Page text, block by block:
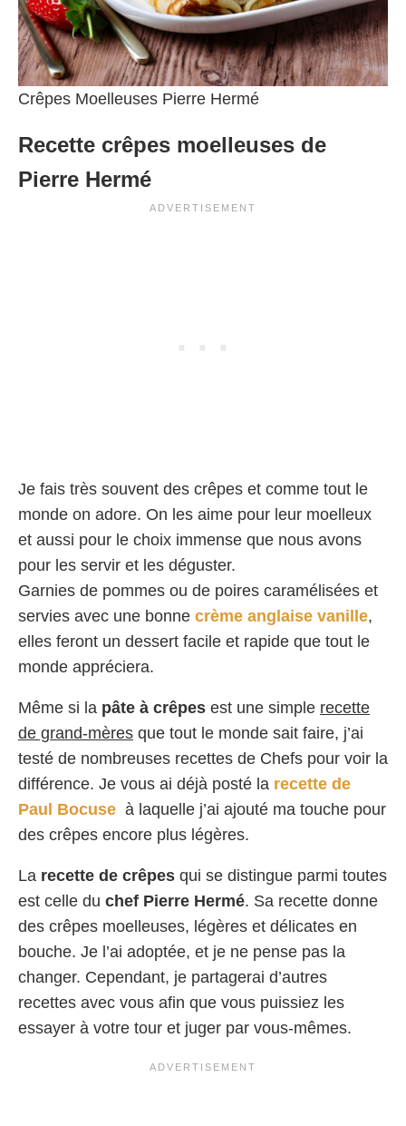
Crêpes Moelleuses Pierre Hermé
Recette crêpes moelleuses de
Pierre Hermé
Je fais très souvent des crêpes et comme tout le
monde on adore. On les aime pour leur moelleux
et aussi pour le choix immense que nous avons
pour les servir et les déguster.
Garnies de pommes ou de poires caramélisées et
servies avec une bonne crème anglaise vanille,
elles feront un dessert facile et rapide que tout le
monde appréciera.
Même si la pâte à crêpes est une simple recette
de grand-mères que tout le monde sait faire, j’ai
testé de nombreuses recettes de Chefs pour voir la
différence. Je vous ai déjà posté la recette de
Paul Bocuse à laquelle j’ai ajouté ma touche pour
des crêpes encore plus légères.
La recette de crêpes qui se distingue parmi toutes
est celle du chef Pierre Hermé. Sa recette donne
des crêpes moelleuses, légères et délicates en
bouche. Je l’ai adoptée, et je ne pense pas la
changer. Cependant, je partagerai d’autres
recettes avec vous afin que vous puissiez les
essayer à votre tour et juger par vous-mêmes.